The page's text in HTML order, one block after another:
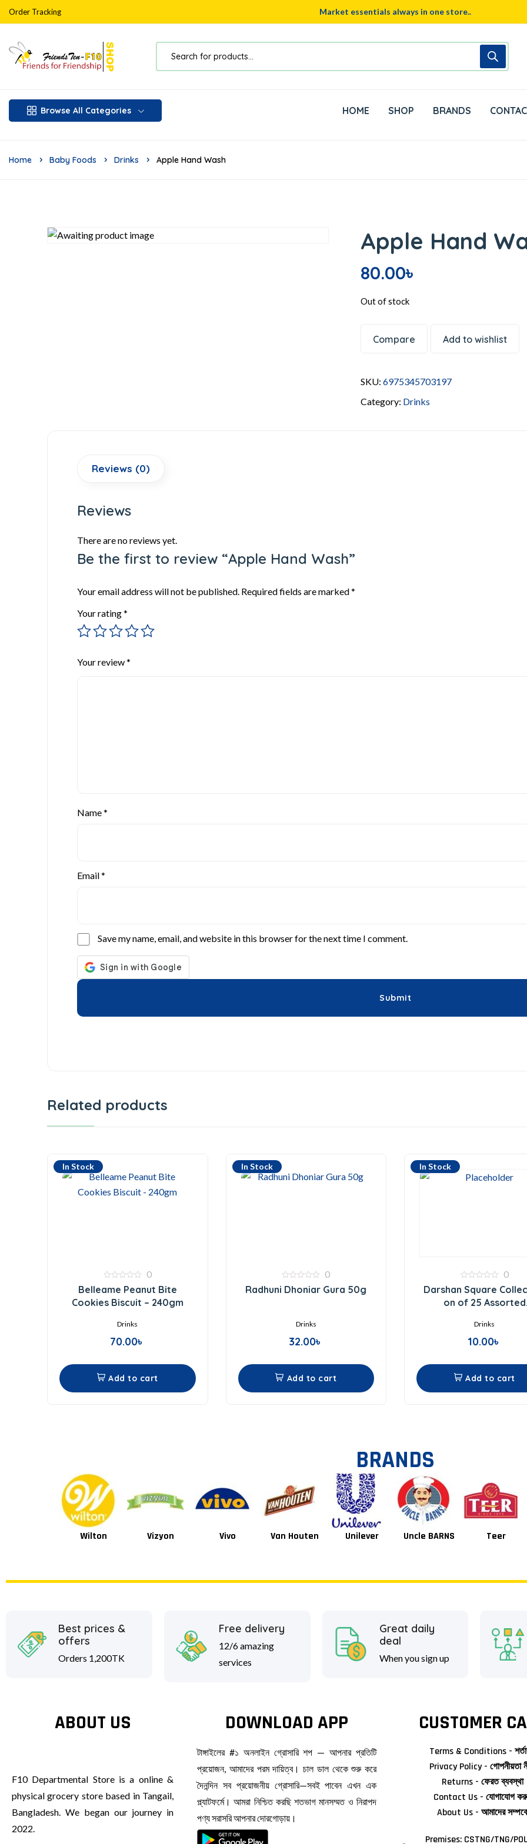
Order Tracking Market essentials always in one store..
Browse All Categories HOME SHOP BRANDS
Home Baby Foods Drinks Apple Hand Wash
Apple Hand
80.00৳
Out of stock
Compare Add to wishlist
SKU:6975345703197
Category: Drinks
Reviews (0)
Reviews
There are no reviews yet.
Be the first to review “Apple Hand Wash”
Your email address will not be published. Required fields are marked*
Your rating*
Your review*
Name*
Email*
Save my name, email, and website in this browser for the next time I comment.
Related products
In Stock
out
5
0
Belleame Peanut Bite
Cookies Biscuit – 240gm
Drinks
70.00৳
Add to cart
In Stock
0
out
0
Radhuni Dhoniar Gura 50g
Drinks
32.00৳
Add to cart
In Stock
out
of
5
0
Darshan Square
on of 25 Assorted
Drinks
10.00৳
Add to cart
BRANDS
Vizyon Vivo Van Houten Unilever Uncle BARNS Teer Tang
Best prices &
offers
Orders 1,200TK
Free delivery
12/6 amazing
services
Great daily
deal
When you sign up
ABOUT US
F10 Departmental Store is a online &
physical grocery store based in Tangail,
Bangladesh. We began our journey in
2022.
DOWNLOAD APP
টাঙ্গাইলের #১ অনলাইন গ্রোসারি শপ — আপনার প্রতিটি
প্রয়োজন, আমাদের পরম দায়িত্ব। চাল ডাল থেকে শুরু করে
দৈনন্দিন সব প্রয়োজনীয় গ্রোসারি—সবই পাবেন এখন এক
প্ল্যাটফর্মে। আমরা নিশ্চিত করছি শতভাগ মানসম্মত ও নিরাপদ
পণ্য সরাসরি আপনার দোরগোড়ায়।
CUSTOMER
Terms & Conditions -
Privacy Policy - গোপনীয়তা
Returns - ফেরত ব্যবস্থা
Contact Us - যোগাযোগ
About Us - আমাদের
Premises: CSTNG/TNG/